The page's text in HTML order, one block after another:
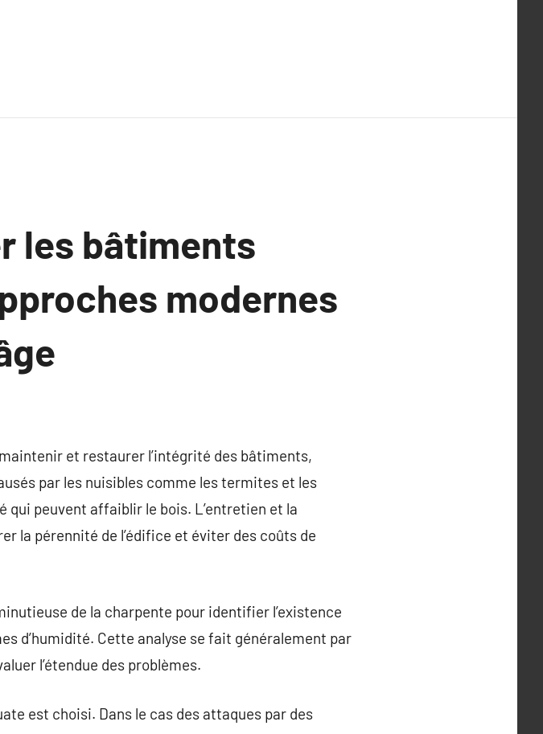
les bâtiments
modernes
et restaurer l’intégrité des bâtiments,
par les nuisibles comme les termites et les
qui peuvent affaiblir le bois. L’entretien et la
la pérennité de l’édifice et éviter des coûts de
de la charpente pour identifier l’existence
d’humidité. Cette analyse se fait généralement par
l’étendue des problèmes.
est choisi. Dans le cas des attaques par des